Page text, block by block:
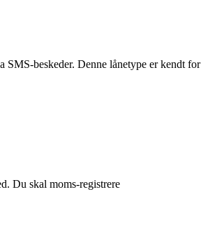
beskeder. Denne lånetype er kendt for
Du skal moms-registrere